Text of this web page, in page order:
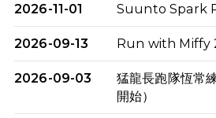
2026-11-01 Suunto Spark
2026-09-13 Run with Miffy
2026-09-03
猛龍長跑隊恆常
開始）